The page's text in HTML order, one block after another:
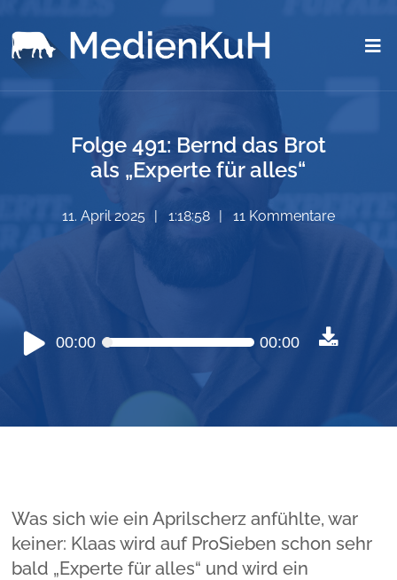
Folge 491: Bernd das Brot
als „Experte für alles“
11. April 2025 1:18:58 11 Kommentare
Audio-
Player
00:00 00:00
Was sich wie ein Aprilscherz anfühlte, war
keiner: Klaas wird auf ProSieben schon sehr
bald „Experte für alles“ und wird ein